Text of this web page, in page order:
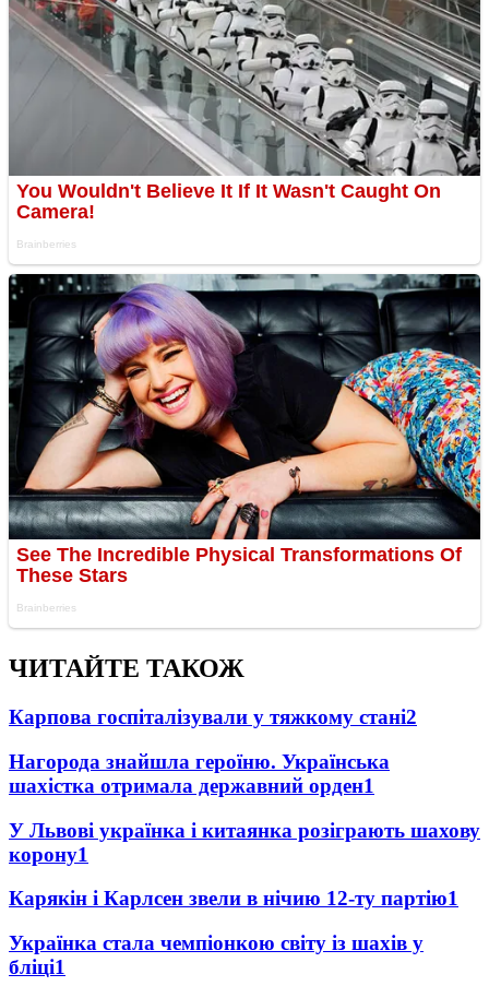
ЧИТАЙТЕ ТАКОЖ
Карпова госпіталізували у тяжкому стані2
Нагорода знайшла героїню. Українська
шахістка отримала державний орден1
У Львові українка і китаянка розіграють шахову
корону1
Карякін і Карлсен звели в нічию 12-ту партію1
Українка стала чемпіонкою світу із шахів у
бліці1